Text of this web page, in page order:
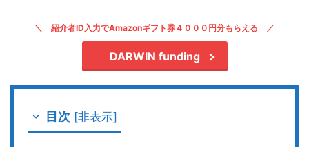
紹介者ID入力でAmazonギフト券４０００円分もらえる
DARWIN funding
目次 [非表示]